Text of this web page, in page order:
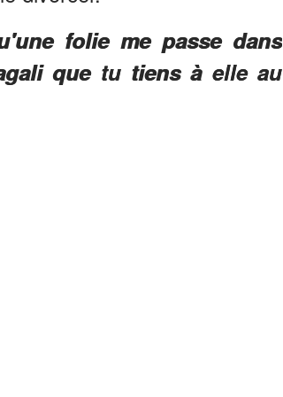
folie me passe dans
que tu tiens à elle au